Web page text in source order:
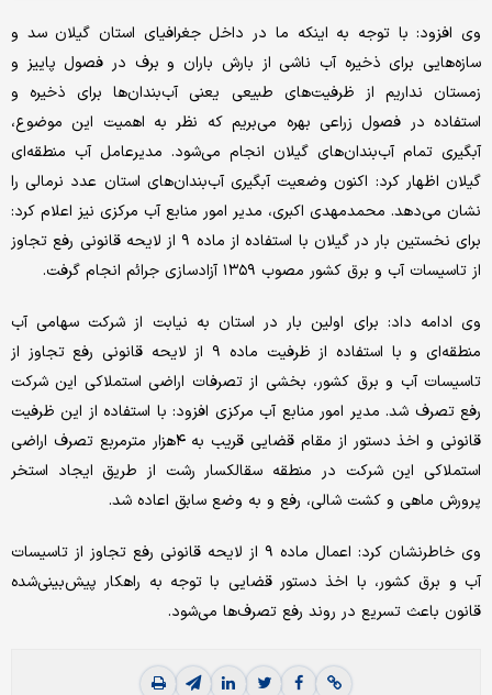
وی افزود: با توجه به اینکه ما در داخل جغرافیای استان گیلان سد و
سازه‌هایی برای ذخیره آب ناشی از بارش باران و برف در فصول پاییز و
زمستان نداریم از ظرفیت‌‌‌‌های طبیعی یعنی آب‌‌‌‌بندان‌‌‌‌ها برای ذخیره و
استفاده در فصول زراعی بهره می‌‌‌‌بریم که نظر به اهمیت این موضوع،
آبگیری تمام آب‌بندان‌های گیلان انجام می‌شود. مدیرعامل آب منطقه‌‌‌‌ای
گیلان اظهار کرد: اکنون وضعیت آبگیری آب‌بندان‌های استان عدد نرمالی را
نشان می‌دهد. محمدمهدی اکبری، مدیر امور منابع آب مرکزی نیز اعلام کرد:
برای نخستین بار در گیلان با استفاده از ماده ۹ از لایحه قانونی رفع تجاوز
از تاسیسات آب و برق کشور مصوب ۱۳۵۹ آزادسازی جرائم انجام گرفت.
وی ادامه داد: برای اولین بار در استان به نیابت از شرکت سهامی آب
منطقه‌ای و با استفاده از ظرفیت ماده ۹ از لایحه قانونی رفع تجاوز از
تاسیسات آب و برق کشور، بخشی از تصرفات اراضی استملاکی این شرکت
رفع تصرف شد. مدیر امور منابع آب مرکزی افزود: با استفاده از این ظرفیت
قانونی و اخذ دستور از مقام قضایی قریب به ۴‌هزار مترمربع تصرف اراضی
استملاکی این شرکت در منطقه سقالکسار رشت از طریق ایجاد استخر
پرورش ماهی و کشت شالی، رفع و به وضع سابق اعاده شد.
وی خاطرنشان کرد: اعمال ماده ۹ از لایحه قانونی رفع تجاوز از تاسیسات
آب و برق کشور، با اخذ دستور قضایی با توجه به راهکار پیش‌بینی‌شده
قانون باعث تسریع در روند رفع تصرف‌‌‌‌ها می‌شود.